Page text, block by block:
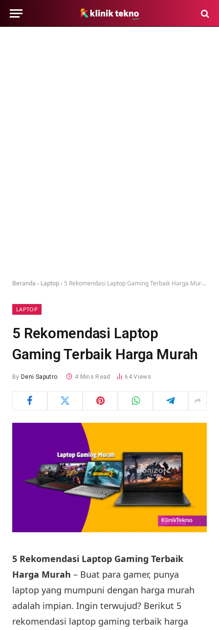
Beranda › Laptop › 5 Rekomendasi Laptop Gaming Terbaik Harga Murah
LAPTOP
5 Rekomendasi Laptop
Gaming Terbaik Harga Murah
By Deni Saputro 4 Mins Read 64Views
5 Rekomendasi Laptop Gaming Terbaik
Harga Murah – Buat para gamer, punya
laptop yang mumpuni dengan harga murah
adalah impian. Ingin terwujud? Berikut 5
rekomendasi laptop gaming terbaik harga